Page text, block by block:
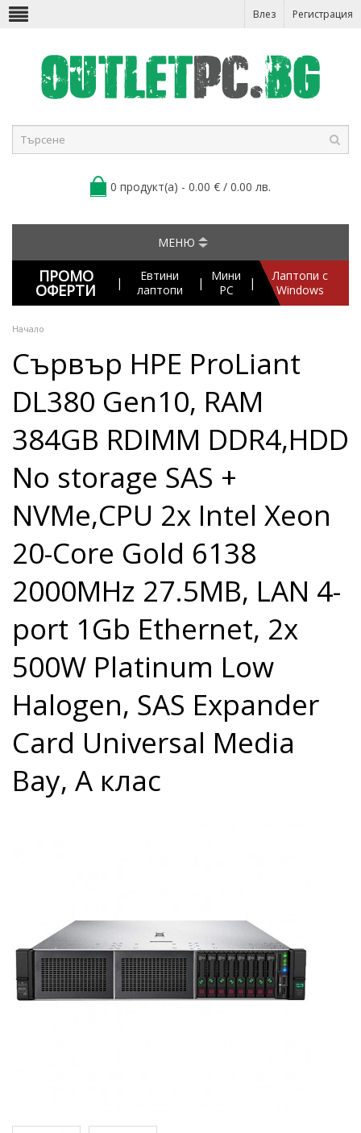
Влез Регистрация
0 продукт(а) - 0.00 € / 0.00 лв.
МЕНЮ
ПРОМО
ОФЕРТИ |
Евтини
лаптопи
|
Мини
PC
|
Лаптопи с
Windows
Начало
Сървър HPE ProLiant
DL380 Gen10, RAM
384GB RDIMM DDR4,HDD
No storage SAS +
NVMe,CPU 2x Intel Xeon
20-Core Gold 6138
2000MHz 27.5MB, LAN 4-
port 1Gb Ethernet, 2x
500W Platinum Low
Halogen, SAS Expander
Card Universal Media
Bay, A клас